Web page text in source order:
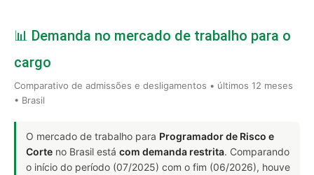
📊 Demanda no mercado de trabalho para o
cargo
Comparativo de admissões e desligamentos • últimos 12 meses
• Brasil
O mercado de trabalho para Programador de Risco e
Corte no Brasil está com demanda restrita. Comparando
o início do período (07/2025) com o fim (06/2026), houve